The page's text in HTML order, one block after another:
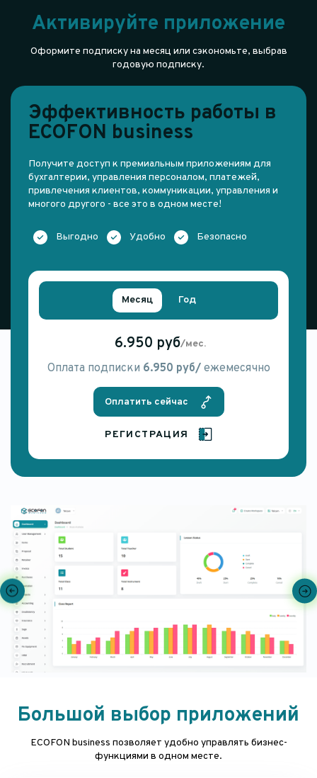
Активируйте приложение
Оформите подписку на месяц или сэкономьте, выбрав
годовую подписку.
Эффективность работы в
ECOFON business
Получите доступ к премиальным приложениям для
бухгалтерии, управления персоналом, платежей,
привлечения клиентов, коммуникации, управления и
многого другого - все это в одном месте!
Выгодно Удобно Безопасно
Месяц Год
6.950 руб/мес.
Оплата подписки 6.950 руб/ежемесячно
Оплатить сейчас
РЕГИСТРАЦИЯ
Большой выбор приложений
ECOFON business позволяет удобно управлять бизнес-
функциями в одном месте.